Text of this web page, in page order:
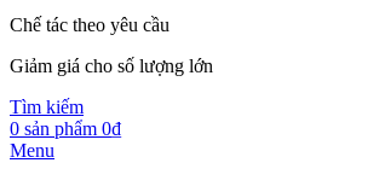
Chế tác theo yêu cầu
Giảm giá cho số lượng lớn
Tìm kiếm
0 sản phẩm 0₫
Menu